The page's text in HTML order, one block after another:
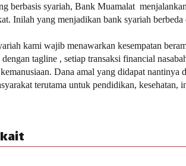
berbasis syariah, Bank Muamalat
Inilah yang menjadikan bank syariah
kami wajib menawarkan kesempatan
tagline , setiap transaksi financial
Dana amal yang didapat
terutama untuk pendidikan,